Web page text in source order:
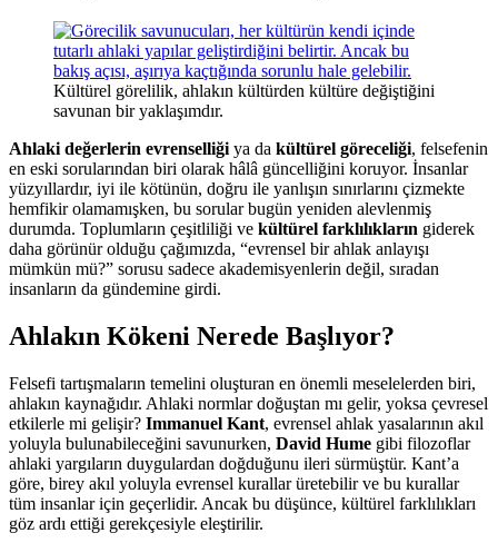
Kültürel görelilik, ahlakın kültürden kültüre değiştiğini
savunan bir yaklaşımdır.
Ahlaki değerlerin evrenselliği ya da kültürel göreceliği, felsefenin
en eski sorularından biri olarak hâlâ güncelliğini koruyor. İnsanlar
yüzyıllardır, iyi ile kötünün, doğru ile yanlışın sınırlarını çizmekte
hemfikir olamamışken, bu sorular bugün yeniden alevlenmiş
durumda. Toplumların çeşitliliği ve kültürel farklılıkların giderek
daha görünür olduğu çağımızda, “evrensel bir ahlak anlayışı
mümkün mü?” sorusu sadece akademisyenlerin değil, sıradan
insanların da gündemine girdi.
Ahlakın Kökeni Nerede Başlıyor?
Felsefi tartışmaların temelini oluşturan en önemli meselelerden biri,
ahlakın kaynağıdır. Ahlaki normlar doğuştan mı gelir, yoksa çevresel
etkilerle mi gelişir? Immanuel Kant, evrensel ahlak yasalarının akıl
yoluyla bulunabileceğini savunurken, David Hume gibi filozoflar
ahlaki yargıların duygulardan doğduğunu ileri sürmüştür. Kant’a
göre, birey akıl yoluyla evrensel kurallar üretebilir ve bu kurallar
tüm insanlar için geçerlidir. Ancak bu düşünce, kültürel farklılıkları
göz ardı ettiği gerekçesiyle eleştirilir.